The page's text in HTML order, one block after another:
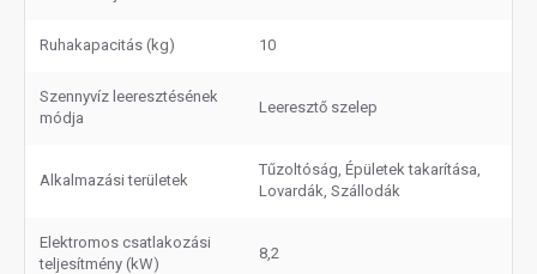
Ruhakapacitás (kg) 10
Szennyvíz leeresztésének
módja
Leeresztő szelep
Alkalmazási területek
Tűzoltóság, Épületek takarítása,
Lovardák, Szállodák
Elektromos csatlakozási
teljesítmény (kW)
8,2